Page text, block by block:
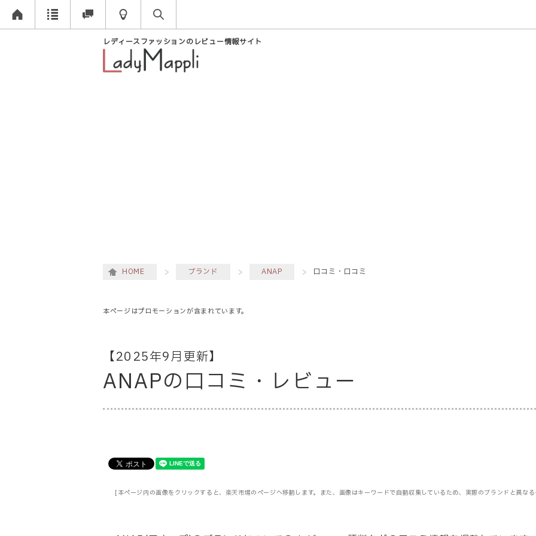
レディースファッションのレビュー情報サイト
HOME ブランド ANAP 口コミ・口コミ
本ページはプロモーションが含まれています。
【2025年9月更新】
ANAPの口コミ・レビュー
[本ページ内の画像をクリックすると、楽天市場のページへ移動します。また、画像はキーワードで自動収集しているため、実際のブランドと異な